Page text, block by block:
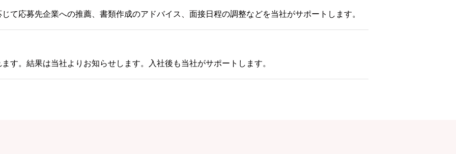
て応募先企業への推薦、書類作成のアドバイス、面接日程の調整などを当社がサポートします。
す。結果は当社よりお知らせします。入社後も当社がサポートします。